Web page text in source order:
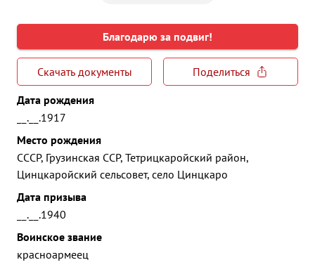
Благодарю за подвиг!
Скачать документы
Поделиться
Дата рождения
__.__.1917
Место рождения
СССР, Грузинская ССР, Тетрицкаройский район,
Цинцкаройский сельсовет, село Цинцкаро
Дата призыва
__.__.1940
Воинское звание
красноармеец